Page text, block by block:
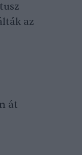
az
át